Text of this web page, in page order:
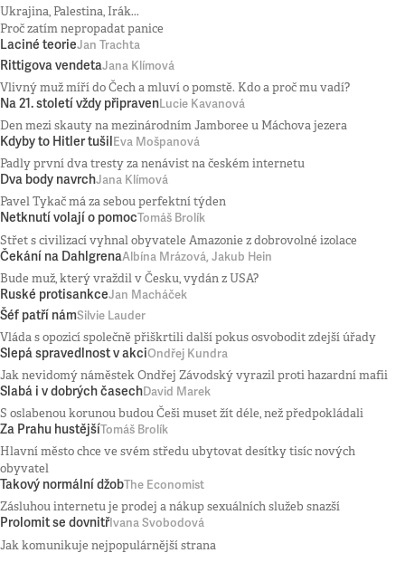
Ukrajina, Palestina, Irák...
Proč zatím nepropadat panice
Laciné teorieJan Trachta
Rittigova vendetaJana Klímová
Vlivný muž míří do Čech a mluví o pomstě. Kdo a proč mu vadí?
Na 21. století vždy připravenLucie Kavanová
Den mezi skauty na mezinárodním Jamboree u Máchova jezera
Kdyby to Hitler tušil Eva Mošpanová
Padly první dva tresty za nenávist na českém internetu
Dva body navrchJana Klímová
Pavel Tykač má za sebou perfektní týden
Netknutí volají o pomocTomáš Brolík
Střet s civilizací vyhnal obyvatele Amazonie z dobrovolné izolace
Čekání na DahlgrenaAlbína Mrázová, Jakub Hein
Bude muž, který vraždil v Česku, vydán z USA?
Ruské protisankceJan Macháček
Šéf patří námSilvie Lauder
Vláda s opozicí společně přiškrtili další pokus osvobodit zdejší úřady
Slepá spravedlnost v akciOndřej Kundra
Jak nevidomý náměstek Ondřej Závodský vyrazil proti hazardní mafii
Slabá i v dobrých časechDavid Marek
S oslabenou korunou budou Češi muset žít déle, než předpokládali
Za Prahu hustějšíTomáš Brolík
Hlavní město chce ve svém středu ubytovat desítky tisíc nových
obyvatel
Takový normální džobThe Economist
Zásluhou internetu je prodej a nákup sexuálních služeb snazší
Prolomit se dovnitřIvana Svobodová
Jak komunikuje nejpopulárnější strana